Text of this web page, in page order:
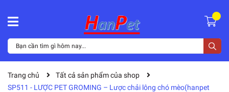
Trang chủ
Tất cả sản phẩm của shop
SP511 - LƯỢC PET GROMING – Lược chải lông chó mèo(hanpet